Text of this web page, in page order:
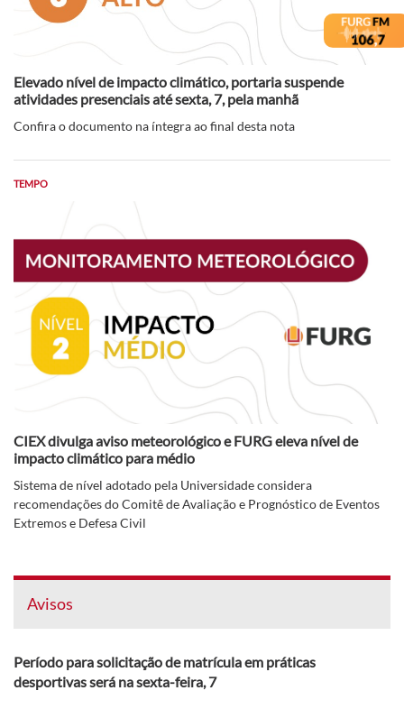
Elevado nível de impacto climático, portaria suspende
atividades presenciais até sexta, 7, pela manhã
Confira o documento na íntegra ao final desta nota
TEMPO
CIEX divulga aviso meteorológico e FURG eleva nível de
impacto climático para médio
Sistema de nível adotado pela Universidade considera
recomendações do Comitê de Avaliação e Prognóstico de Eventos
Extremos e Defesa Civil
Avisos
Período para solicitação de matrícula em práticas
desportivas será na sexta-feira, 7